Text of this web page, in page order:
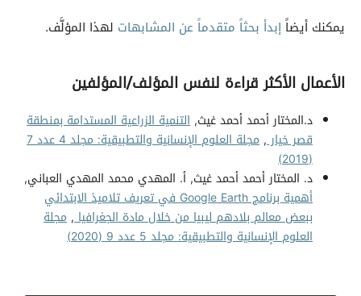
يمكنك أيضاًإبدأ بحثاً متقدماً عن المشابهات لهذا المؤلَّف.
الأعمال الأكثر قراءة لنفس المؤلف/المؤلفين
د.المختار أحمد أحمد غيث, التنمية الزراعية المستدامة بمنطقة
قصر خيار,
مجلة العلوم الإنسانية والتطبيقية: مجلد 4 عدد 7
(2019)
د. المختار أحمد أحمد غيث, أ. المهدي محمد المهدي العباني,
أهمية برنامج Google Earth في تعريف تلاميذ الابتدائي
ببعض معالم بلادهم ليبيا من خلال مادة الجغرافيا, مجلة
العلوم الإنسانية والتطبيقية: مجلد 5 عدد 9 (2020)